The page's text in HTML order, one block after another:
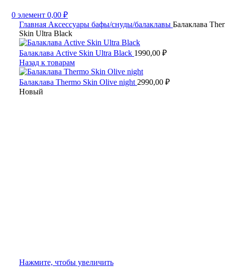
0 элемент 0,00 ₽
Главная Аксессуары бафы/снуды/балаклавы Балаклава
Skin Ultra Black
Балаклава Active Skin Ultra Black 1990,00 ₽
Назад к товарам
Балаклава Thermo Skin Olive night 2990,00 ₽
Новый
Нажмите, чтобы увеличить